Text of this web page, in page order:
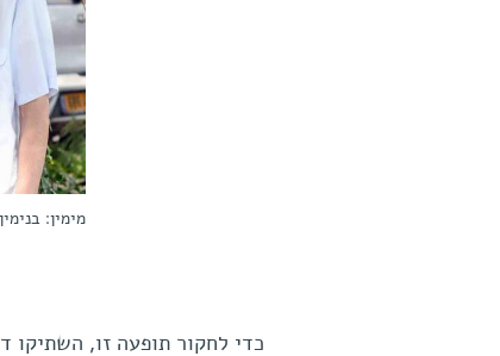
מימין:
כדי לחקור תופעה זו, השתיקו